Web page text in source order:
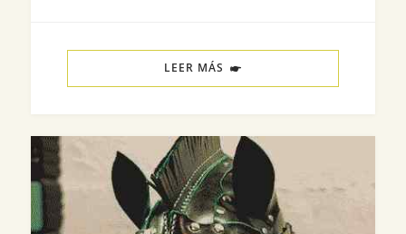
LEER MÁS